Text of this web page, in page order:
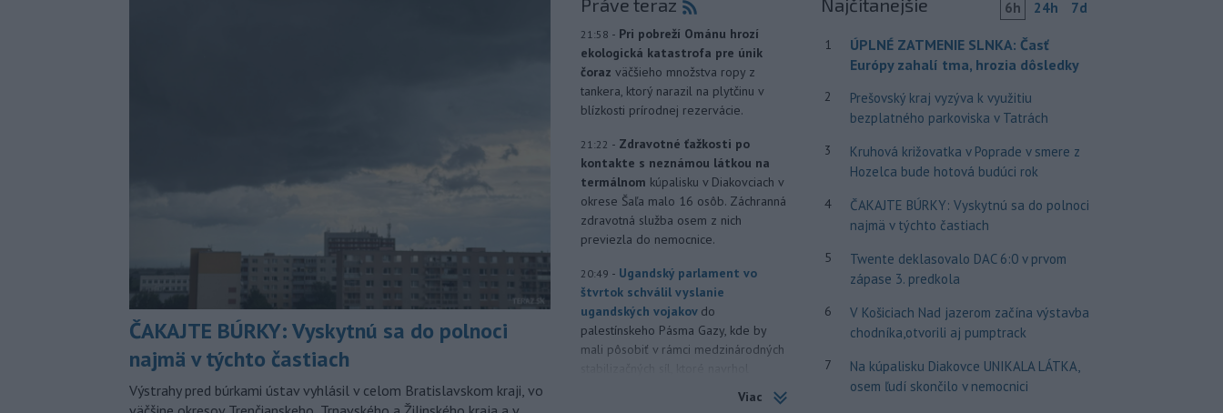
ČAKAJTE BÚRKY: Vyskytnú sa do polnoci
najmä v týchto častiach
Výstrahy pred búrkami ústav vyhlásil v celom Bratislavskom kraji, vo
Práve teraz
21:58 - Pri pobreží Ománu hrozí
ekologická katastrofa pre únik
čoraz väčšieho množstva ropy z
tankera, ktorý narazil na plytčinu v
blízkosti prírodnej rezervácie.
21:22 - Zdravotné ťažkosti po
kontakte s neznámou látkou na
termálnom kúpalisku v Diakovciach v
okrese Šaľa malo 16 osôb. Záchranná
zdravotná služba osem z nich
previezla do nemocnice.
20:49 - Ugandský parlament vo
štvrtok schválil vyslanie
ugandských vojakov do
palestínskeho Pásma Gazy, kde by
mali pôsobiť v rámci medzinárodných
Viac
Najčítanejšie 6h 24h 7d
1
ÚPLNÉ ZATMENIE SLNKA: Časť
Európy zahalí tma, hrozia dôsledky
2
Prešovský kraj vyzýva k využitiu
bezplatného parkoviska v Tatrách
3
Kruhová križovatka v Poprade v smere z
Hozelca bude hotová budúci rok
4
ČAKAJTE BÚRKY: Vyskytnú sa do polnoci
najmä v týchto častiach
5
Twente deklasovalo DAC 6:0 v prvom
zápase 3. predkola
6
V Košiciach Nad jazerom začína výstavba
chodníka,otvorili aj pumptrack
7
Na kúpalisku Diakovce UNIKALA LÁTKA,
osem ľudí skončilo v nemocnici